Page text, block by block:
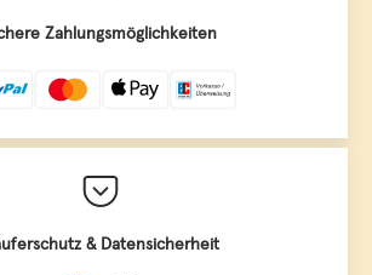
Zahlungsmöglichkeiten
& Datensicherheit